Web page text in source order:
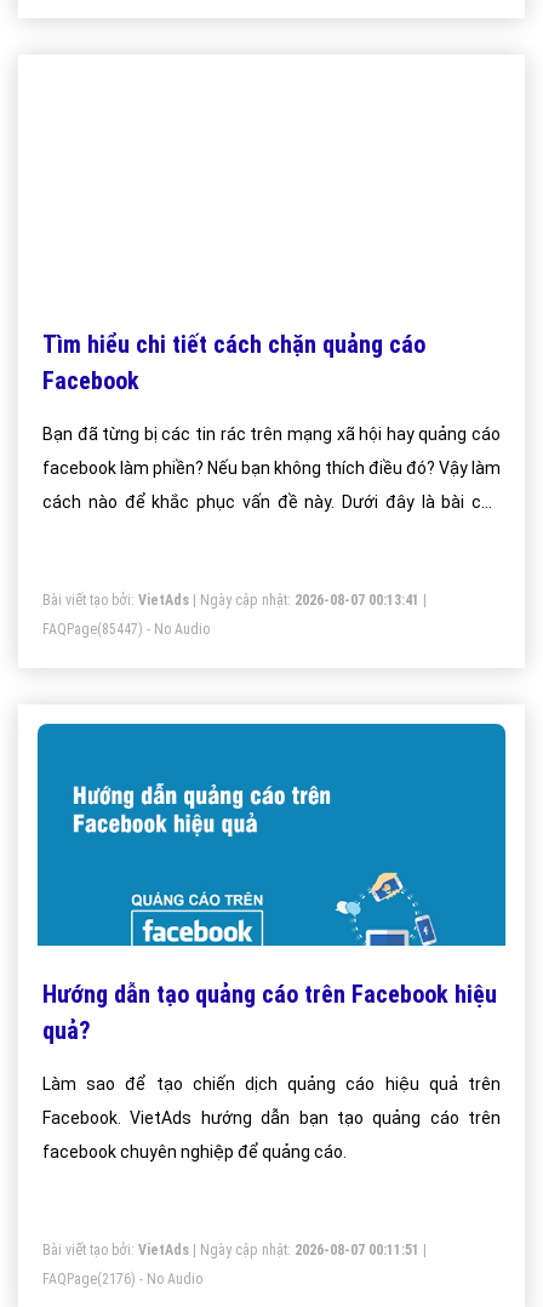
Tìm hiểu chi tiết cách chặn quảng cáo
Facebook
Bạn đã từng bị các tin rác trên mạng xã hội hay quảng cáo
facebook làm phiền? Nếu bạn không thích điều đó? Vậy làm
cách nào để khắc phục vấn đề này. Dưới đây là bài của
Bài viết tạo bởi: VietAds | Ngày cập nhật: 2026-08-07 00:13:41
FAQPage(85447) - No Audio
Hướng dẫn tạo quảng cáo trên Facebook hiệu
quả?
Làm sao để tạo chiến dịch quảng cáo hiệu quả trên
Facebook. VietAds hướng dẫn bạn tạo quảng cáo trên
facebook chuyên nghiệp để quảng cáo.
Bài viết tạo bởi: VietAds | Ngày cập nhật: 2026-08-07 00:11:51
FAQPage(2176) - No Audio